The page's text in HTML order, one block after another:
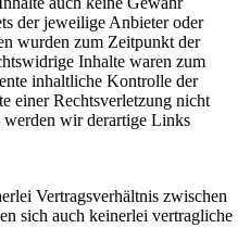
der jeweilige Anbieter oder
wurden zum Zeitpunkt der
Inhalte waren zum
inhaltliche Kontrolle der
einer Rechtsverletzung nicht
werden wir derartige Links
Vertragsverhältnis zwischen
sich auch keinerlei vertragliche